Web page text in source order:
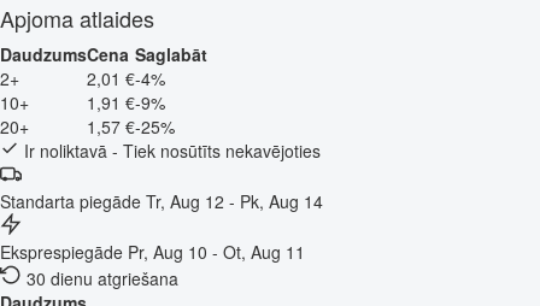
Apjoma atlaides
DaudzumsCena Saglabāt
2+
2,01 €-4%
10+
1,91 €-9%
20+
1,57 €-25%
Ir noliktavā - Tiek nosūtīts nekavējoties
Standarta piegāde Tr, Aug 12 - Pk, Aug 14
Eksprespiegāde Pr, Aug 10 - Ot, Aug 11
30 dienu atgriešana